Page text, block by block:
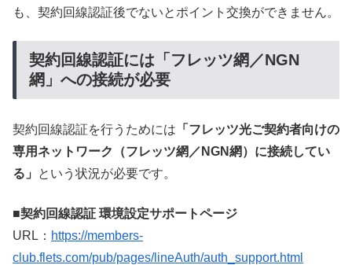
も、契約回線認証後でないとポイント交換ができません。
契約回線認証には「フレッツ網／NGN
網」への接続が必要
契約回線認証を行うためには 「フレッツ光ご契約者向けの
専用ネットワーク（フレッツ網／NGN網）に接続してい
る」
という状況が必要です。
■契約回線認証 環境設定サポートページ
URL： https://members-
club.flets.com/pub/pages/lineAuth/auth_support.html